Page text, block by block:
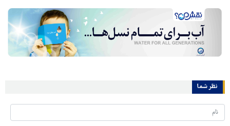
نظر شما